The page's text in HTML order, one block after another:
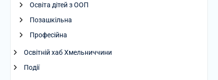
Освіта дітей з ООП
Позашкільна
Професійна
Освітній хаб Хмельниччини
Події